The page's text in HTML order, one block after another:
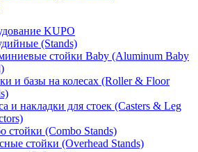
KUPO
(Stands)
стойки Baby (Aluminum Baby
и базы на колесах (Roller & Floor
и накладки для стоек (Casters & Leg
стойки (Combo Stands)
стойки (Overhead Stands)